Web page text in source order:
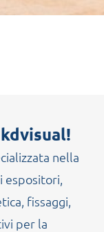
nella
fissaggi,
per la